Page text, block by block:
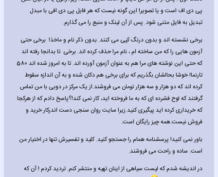
پی دی اف است و یا تصویر! این گونه نیست که هر فابل پی دی افی با مبدل
تبدیل به فایل متنی شود. پس از آن لینک و منبع را می گذارم.
برخی نشسته اند و بدون درنگ کپی می کنند. بدون ذکر نام و ماخذ! برخی حتی
آزمون هایی را که من ساخته ام ، نام مرا حذف کرده اند. برخی تا بدانجا رفته اند
که حتی این نوشته های مرا هم به عنوان آزمون آورده اند. تا به امروز شده اند 580
تارنما! خوشا بحالشان.بگذریم که برای برخی هم دکان شده و به آن اندازه سقوط
کرده اند که دو هزار و سه هزار تومان می فروشند.از یک مرکز در دوبی با من تماس
گرفتند که لوح فشرده ای که به ما فروخته اید، کار نمی کند!؟پاسخ دادم که از هرکجا
که خریداری کرده اید پیگیری کنید.زیرا سایت روان سنجی دست اندرکار خرید و
فروش نیست.همه چیز رایگان است.
باور نمی کنید! پرسشنامه همام را جستجو کنید. کلید و تفسیرش تنها در اختیار من
است. ساده و راحت می فروشند.
در اندیشه شدم که لیست سیاهی از اینان تهیه و منتشر کنم. تردید کردم ! آن که